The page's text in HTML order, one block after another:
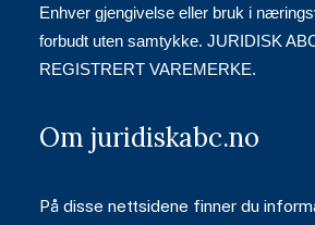
Enhver gjengivelse eller bruk i
forbudt uten samtykke. JURIDISK
REGISTRERT VAREMERKE.
Om juridiskabc.no
På disse nettsidene finner du